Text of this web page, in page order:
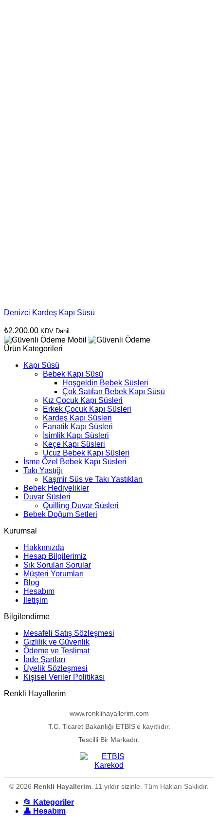
Denizci Kardeş Kapı Süsü
₺2.200,00 KDV Dahil
Ürün Kategorileri
Kapı Süsü
Bebek Kapı Süsü
Hoşgeldin Bebek Süsleri
Çok Satılan Bebek Kapı Süsü
Kız Çocuk Kapı Süsleri
Erkek Çocuk Kapı Süsleri
Kardeş Kapı Süsleri
Fanatik Kapı Süsleri
İsimlik Kapı Süsleri
Keçe Kapı Süsleri
Ucuz Bebek Kapı Süsleri
İsme Özel Bebek Kapı Süsleri
Takı Yastığı
Kaşmir Süs ve Takı Yastıkları
Bebek Hediyelikler
Duvar Süsleri
Quilling Duvar Süsleri
Bebek Doğum Setleri
Kurumsal
Hakkımızda
Hesap Bilgilerimiz
Sık Sorulan Sorular
Müşteri Yorumları
Blog
Hesabım
İletişim
Bilgilendirme
Mesafeli Satış Sözleşmesi
Gizlilik ve Güvenlik
Ödeme ve Teslimat
İade Şartları
Üyelik Sözleşmesi
Kişisel Veriler Politikası
Renkli Hayallerim
www.renklihayallerim.com
T.C. Ticaret Bakanlığı ETBİS’e kayıtlıdır.
Tescilli Bir Markadır.
© 2026 Renkli Hayallerim . 11 yıldır sizinle. Tüm Hakları Saklıdır.
📂 Kategoriler
👤 Hesabım